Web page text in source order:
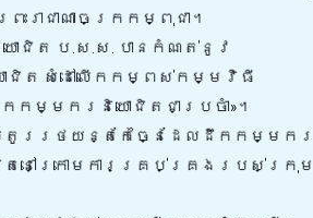
រាជាណាចក្រកម្ពុជា។
ោជិត ប.ស.ស. បានកំណត់នូវ
ជិត សំដៅលើកកម្ពស់កម្មវិធី
ម្មករនិយោជិតជាប្រចាំ»។
តូររថយន្តកែច្នៃដែលដឹកកម្មករ
នៅក្រោមការគ្រប់គ្រងរបស់ក្រុម